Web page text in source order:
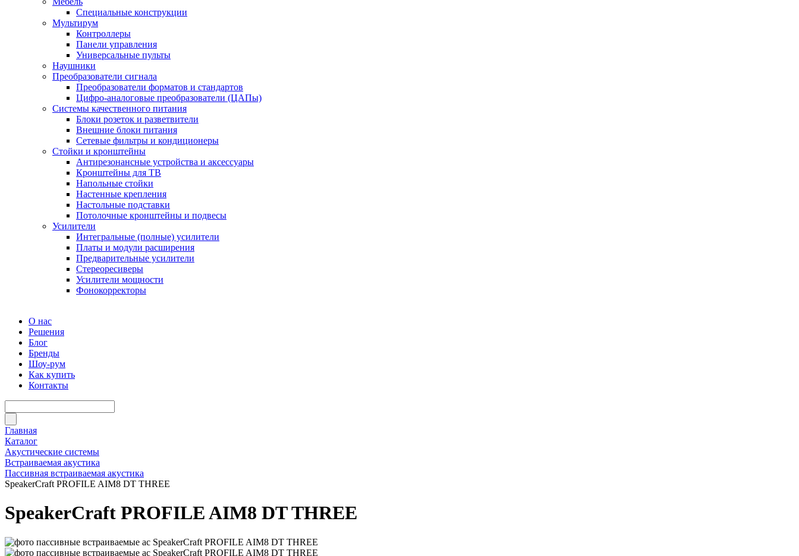
Специальные конструкции
Мультирум
Контроллеры
Панели управления
Универсальные пульты
Наушники
Преобразователи сигнала
Преобразователи форматов и стандартов
Цифро-аналоговые преобразователи (ЦАПы)
Системы качественного питания
Блоки розеток и разветвители
Внешние блоки питания
Сетевые фильтры и кондиционеры
Стойки и кронштейны
Антирезонансные устройства и аксессуары
Кронштейны для ТВ
Напольные стойки
Настенные крепления
Настольные подставки
Потолочные кронштейны и подвесы
Усилители
Интегральные (полные) усилители
Платы и модули расширения
Предварительные усилители
Стереоресиверы
Усилители мощности
Фонокорректоры
О нас
Решения
Блог
Бренды
Шоу-рум
Как купить
Контакты
Главная
Каталог
Акустические системы
Встраиваемая акустика
Пассивная встраиваемая акустика
SpeakerCraft PROFILE AIM8 DT THREE
SpeakerCraft PROFILE AIM8 DT THREE